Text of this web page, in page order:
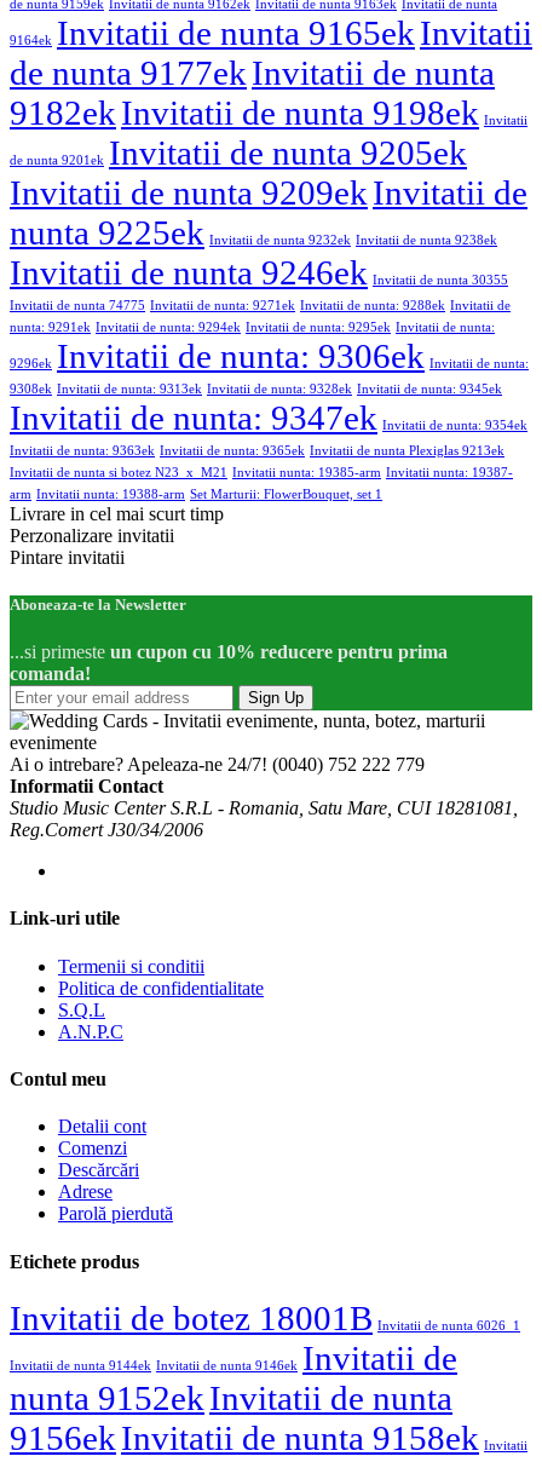
de nunta 9159ek Invitatii de nunta 9162ek Invitatii de nunta 9163ek Invitatii de nunta
9164ek Invitatii de nunta 9165ekInvitatii
de nunta 9177ekInvitatii de nunta
9182ekInvitatii de nunta 9198ek Invitatii
de nunta 9201ek Invitatii de nunta 9205ek
Invitatii de nunta 9209ekInvitatii de
nunta 9225ek Invitatii de nunta 9232ek Invitatii de nunta 9238ek
Invitatii de nunta 9246ek Invitatii de nunta 30355
Invitatii de nunta 74775 Invitatii de nunta: 9271ek Invitatii de nunta: 9288ek Invitatii de
nunta: 9291ek Invitatii de nunta: 9294ek Invitatii de nunta: 9295ek Invitatii de nunta:
9296ek Invitatii de nunta: 9306ek Invitatii de nunta:
9308ek Invitatii de nunta: 9313ek Invitatii de nunta: 9328ek Invitatii de nunta: 9345ek
Invitatii de nunta: 9347ek Invitatii de nunta: 9354ek
Invitatii de nunta: 9363ek Invitatii de nunta: 9365ek Invitatii de nunta Plexiglas 9213ek
Invitatii de nunta si botez N23_x_M21
Invitatii nunta: 19385-arm Invitatii nunta: 19387-
arm Invitatii nunta: 19388-arm Set Marturii: FlowerBouquet, set 1
Livrare in cel mai scurt timp
Perzonalizare invitatii
Pintare invitatii
Aboneaza-te la Newsletter
...si primeste un cupon cu 10% reducere pentru prima
comanda!
Sign Up
Ai o intrebare? Apeleaza-ne 24/7! (0040) 752 222 779
Informatii Contact
Studio Music Center S.R.L - Romania, Satu Mare, CUI 18281081,
Reg.Comert J30/34/2006
Link-uri utile
Termenii si conditii
Politica de confidentialitate
S.Q.L
A.N.P.C
Contul meu
Detalii cont
Comenzi
Descărcări
Adrese
Parolă pierdută
Etichete produs
Invitatii de botez 18001B Invitatii de nunta 6026_1
Invitatii de nunta 9144ek Invitatii de nunta 9146ek Invitatii de
nunta 9152ekInvitatii de nunta
9156ekInvitatii de nunta 9158ek Invitatii